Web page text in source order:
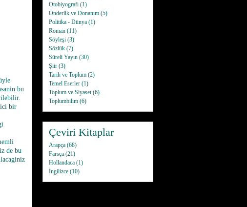
bu
bir
de bu
Otobiyografi (1)
Önderlik ve Donanım (5)
Politika - Dünya (1)
Roman (11)
Söyleşi (3)
Sözlük (7)
Süreli Yayın (30)
Şiir (3)
Tarih ve Toplum (2)
Temel Eserler (1)
Toplum ve Siyaset(6)
Toplumbilim (6)
Çeviri Kitaplar
Arapça (68)
Farsça (21)
Hollandaca (1)
İngilizce (10)